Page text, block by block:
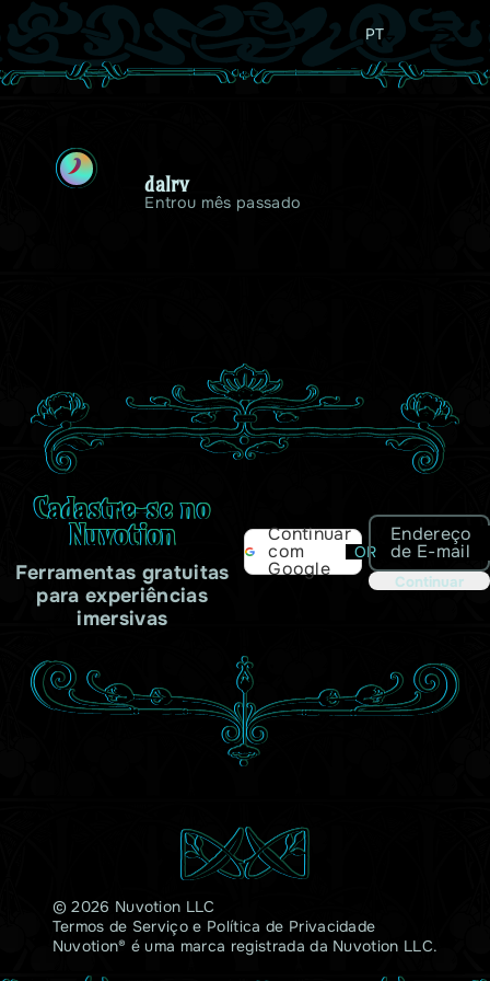
PT
D
dalrv
Entrou mês passado
Cadastre-se no
Nuvotion
Ferramentas gratuitas
para experiências
imersivas
Continuar
com
Google
OR
Endereço
de E-mail
Continuar
© 2026 Nuvotion LLC
Termos de Serviço e Política de Privacidade
Nuvotion® é uma marca registrada da Nuvotion LLC.